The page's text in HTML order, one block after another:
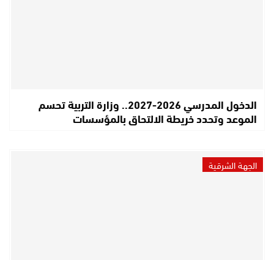
الدخول المدرسي 2026-2027.. وزارة التربية تحسم
الموعد وتحدد خريطة الالتحاق بالمؤسسات
الجهة الشرقية